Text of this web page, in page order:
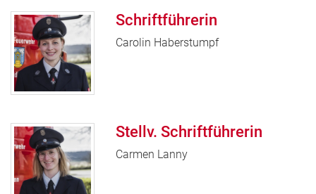
Schriftführerin
Carolin Haberstumpf
Stellv. Schriftführerin
Carmen Lanny